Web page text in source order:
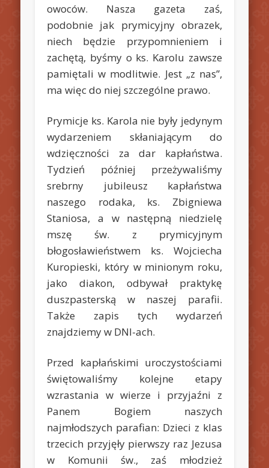
owoców. Nasza gazeta zaś,
podobnie jak prymicyjny obrazek,
niech będzie przypomnieniem i
zachętą, byśmy o ks. Karolu zawsze
pamiętali w modlitwie. Jest „z nas”,
ma więc do niej szczególne prawo.
Prymicje ks. Karola nie były jedynym
wydarzeniem skłaniającym do
wdzięczności za dar kapłaństwa.
Tydzień później przeżywaliśmy
srebrny jubileusz kapłaństwa
naszego rodaka, ks. Zbigniewa
Staniosa, a w następną niedzielę
mszę św. z prymicyjnym
błogosławieństwem ks. Wojciecha
Kuropieski, który w minionym roku,
jako diakon, odbywał praktykę
duszpasterską w naszej parafii.
Także zapis tych wydarzeń
znajdziemy w DNI-ach.
Przed kapłańskimi uroczystościami
świętowaliśmy kolejne etapy
wzrastania w wierze i przyjaźni z
Panem Bogiem naszych
najmłodszych parafian: Dzieci z klas
trzecich przyjęły pierwszy raz Jezusa
w Komunii św., zaś młodzież